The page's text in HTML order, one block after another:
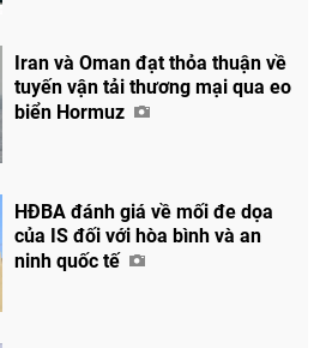
Facebook
Iran và Oman đạt thỏa thuận về
tuyến vận tải thương mại qua eo
biển Hormuz
HĐBA đánh giá về mối đe dọa
của IS đối với hòa bình và an
ninh quốc tế